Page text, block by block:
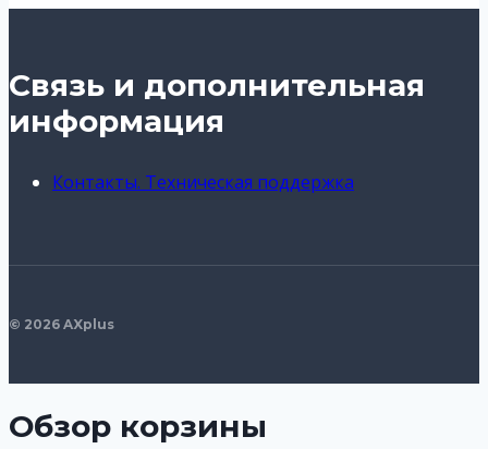
Связь и дополнительная
информация
Контакты. Техническая поддержка
© 2026 AXplus
Обзор корзины